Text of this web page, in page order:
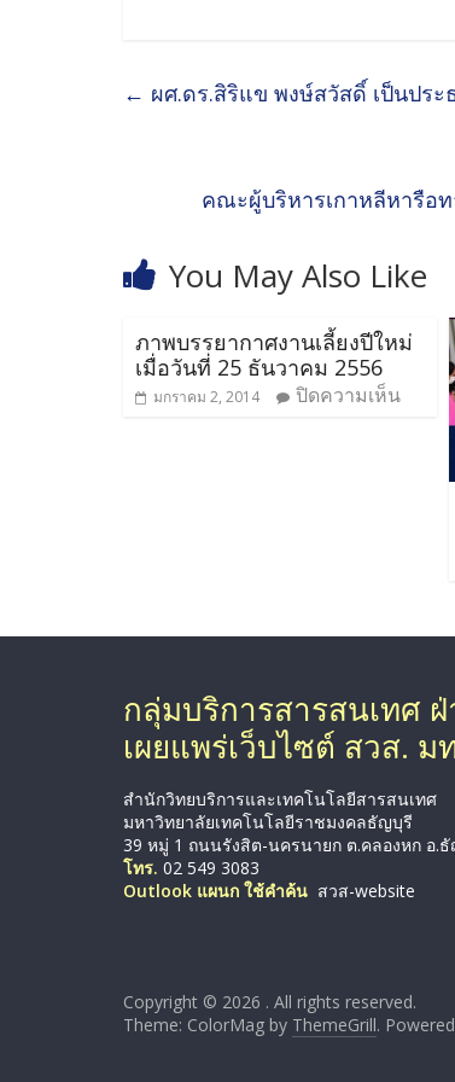
← ผศ.ดร.สิริแข พงษ์สวัสดิ์ เป็นปร
คณะผู้บริหารเกาหลีหารือ
You May Also Like
ภาพบรรยากาศงานเลี้ยงปีใหม่
เมื่อวันที่ 25 ธันวาคม 2556
มกราคม 2, 2014 ปิดความเห็น
กลุ่มบริการสารสนเทศ
เผยแพร่เว็บไซต์ สวส.
สำนักวิทยบริการและเทคโนโลยีสารสนเทศ
มหาวิทยาลัยเทคโนโลยีราชมงคลธัญบุรี
39 หมู่ 1 ถนนรังสิต-นครนายก ต.คลองหก อ.
โทร. 02 549 3083
Outlook แผนก ใช้คำค้น สวส-website
Copyright © 2026 . All rights reserved.
Theme: ColorMag by ThemeGrill.